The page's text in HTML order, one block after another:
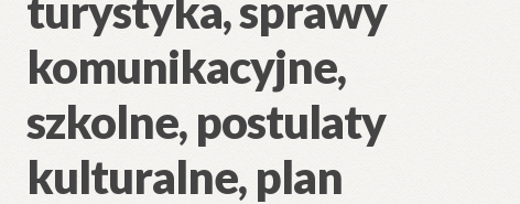
komunikacyjne,
szkolne, postulaty
kulturalne, plan